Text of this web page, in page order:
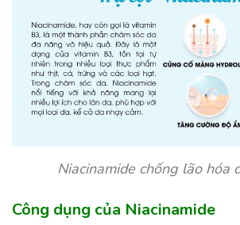
Niacinamide chống lão hóa
Công dụng của Niacinamide